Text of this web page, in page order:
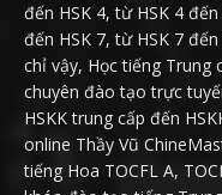
đến HSK 4, từ HSK 4
đến HSK 7, từ HSK 7
chỉ vậy, Học tiếng Trung
chuyên đào tạo trực
HSKK trung cấp đến
online Thầy Vũ
tiếng Hoa TOCFL A,